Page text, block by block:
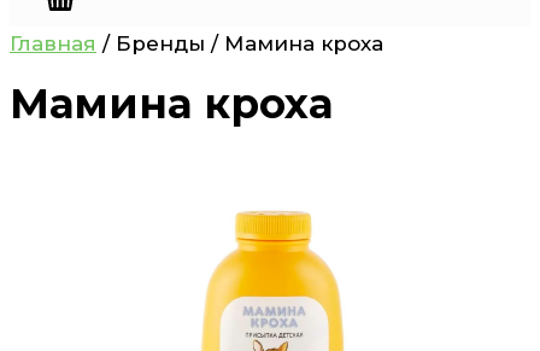
Главная / Бренды / Мамина кроха
Мамина кроха